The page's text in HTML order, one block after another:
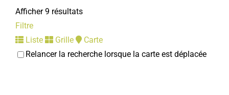
Afficher 9 résultats
Filtre
Liste
Grille
Carte
Relancer la recherche lorsque la carte est déplacée